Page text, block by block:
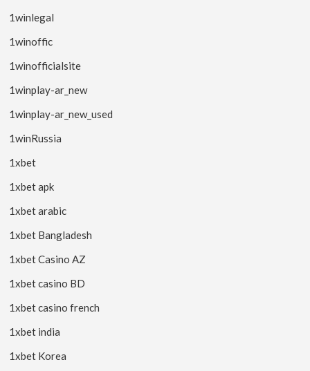
1winlegal
1winoffic
1winofficialsite
1winplay-ar_new
1winplay-ar_new_used
1winRussia
1xbet
1xbet apk
1xbet arabic
1xbet Bangladesh
1xbet Casino AZ
1xbet casino BD
1xbet casino french
1xbet india
1xbet Korea